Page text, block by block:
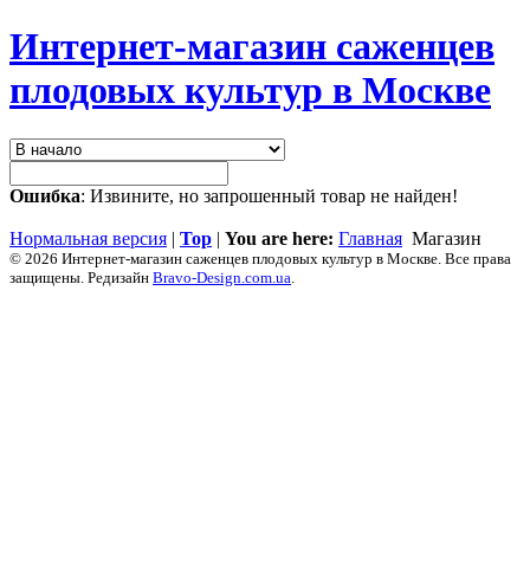
Интернет-магазин саженцев
плодовых культур в Москве
Ошибка: Извините, но запрошенный товар не найден!
Нормальная версия | Top | You are here: Главная Магазин
© 2026 Интернет-магазин саженцев плодовых культур в Москве. Все права
защищены. Редизайн Bravo-Design.com.ua